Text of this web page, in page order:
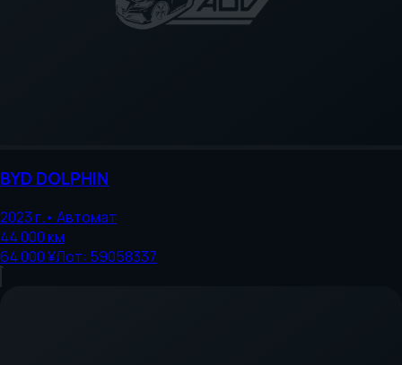
BYD DOLPHIN
2023г.• Автомат
44 000км
64 000 ¥Лот: 59058337